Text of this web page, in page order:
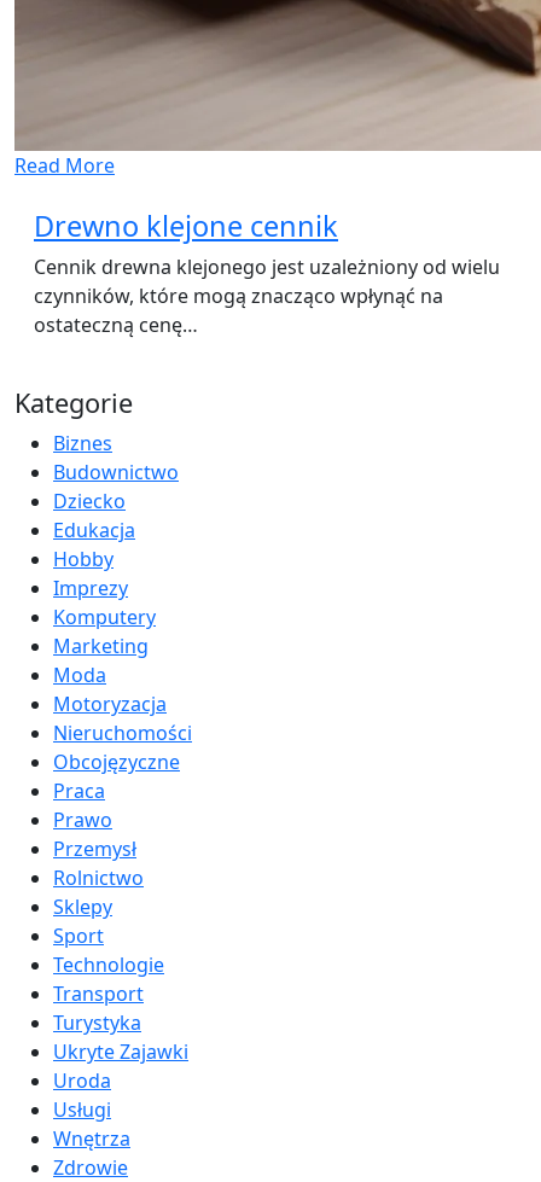
Read More
Drewno klejone cennik
Cennik drewna klejonego jest uzależniony od wielu
czynników, które mogą znacząco wpłynąć na
ostateczną cenę…
Kategorie
Biznes
Budownictwo
Dziecko
Edukacja
Hobby
Imprezy
Komputery
Marketing
Moda
Motoryzacja
Nieruchomości
Obcojęzyczne
Praca
Prawo
Przemysł
Rolnictwo
Sklepy
Sport
Technologie
Transport
Turystyka
Ukryte Zajawki
Uroda
Usługi
Wnętrza
Zdrowie